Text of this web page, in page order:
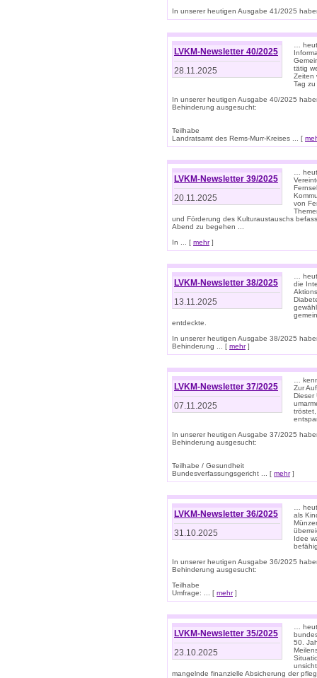
In unserer heutigen Ausgabe 41/2025
LVKM-Newsletter 40/2025
28.11.2025
…
tätig
Zeiten
Tag
In unserer heutigen Ausgabe 40/2025
Behinderung ausgesucht:
Teilhabe
Landratsamt des Rems-Murr-Kreises ... [
LVKM-Newsletter 39/2025
20.11.2025
…
von
und Förderung des Kulturaustauschs
Abend zu begehen ...
In ... [ mehr]
LVKM-Newsletter 38/2025
13.11.2025
…
die
entdeckte.
In unserer heutigen Ausgabe 38/2025
Behinderung ... [ mehr]
LVKM-Newsletter 37/2025
07.11.2025
…
Zur
Dieser
In unserer heutigen Ausgabe 37/2025
Behinderung ausgesucht:
Teilhabe / Gesundheit
Bundesverfassungsgericht ... [ mehr]
LVKM-Newsletter 36/2025
31.10.2025
…
als
Idee
In unserer heutigen Ausgabe 36/2025
Behinderung ausgesucht:
Teilhabe
Umfrage: ... [ mehr]
LVKM-Newsletter 35/2025
23.10.2025
…
50.
mangelnde finanzielle Absicherung der